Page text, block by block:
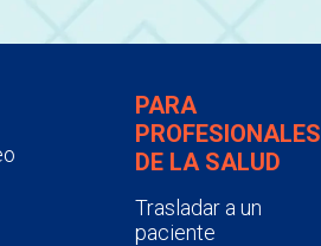
PARA
PROFESIONALES
DE LA SALUD
Trasladar a un
paciente